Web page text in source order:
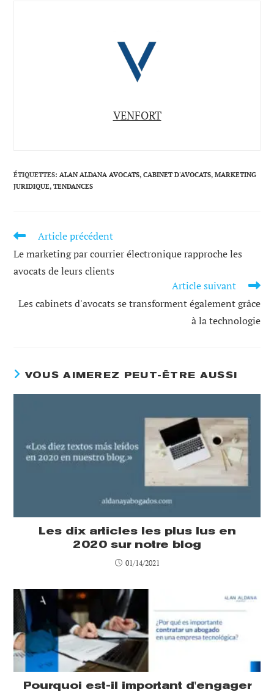
VENFORT
ÉTIQUETTES:ALAN ALDANA AVOCATS, CABINET D'AVOCATS, MARKETING
JURIDIQUE, TENDANCES
LIRE
D'ARTICLES
Article précédent
Le marketing par courrier électronique rapproche les
avocats de leurs clients
Article suivant
Les cabinets d'avocats se transforment également grâce
à la technologie
VOUS AIMEREZ PEUT-ÊTRE AUSSI
Les dix articles les plus lus en
2020 sur notre blog
01/14/2021
Pourquoi est-il important d'engager